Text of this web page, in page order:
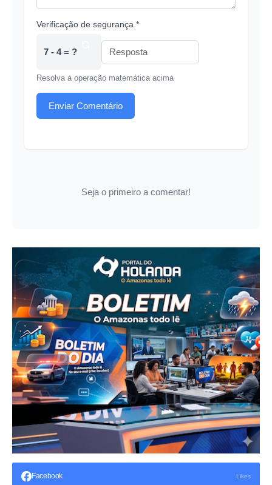
Verificação de segurança *
7 - 4 = ?
Resolva a operação matemática acima
Enviar Comentário
Seja o primeiro a comentar!
Facebook Likes